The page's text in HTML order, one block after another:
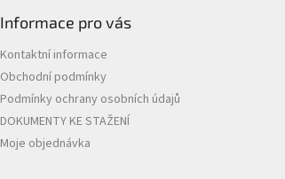
Informace pro vás
Kontaktní informace
Obchodní podmínky
Podmínky ochrany osobních údajů
DOKUMENTY KE STAŽENÍ
Moje objednávka